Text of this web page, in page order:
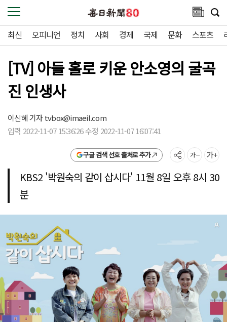
최신 오피니언 정치 사회 경제 국제 문화 스포츠
[TV] 아들 홀로 키운 안소영의 굴곡
진 인생사
이신혜 기자tvbox@imaeil.com
입력 2022-11-07 15:36:26 수정 2022-11-07 16:07:41
구글 검색 선호 출처로 추가
KBS2 '박원숙의 같이 삽시다' 11월 8일 오후 8시 30
분